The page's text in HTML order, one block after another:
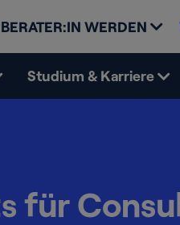
BERATER:IN WERDEN
Studium & Karriere
für